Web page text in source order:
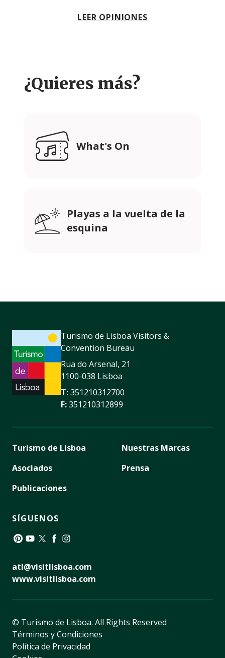
LEER OPINIONES
¿Quieres más?
What's On
Playas a la vuelta de la
esquina
Turismo de Lisboa Visitors &
Convention Bureau
Rua do Arsenal, 21
1100-038 Lisboa
T:351210312700
F:351210312899
Turismo de Lisboa
Asociados
Publicaciones
Nuestras Marcas
Prensa
SÍGUENOS
atl@visitlisboa.com
www.visitlisboa.com
© Turismo de Lisboa. All Rights Reserved
Términos y Condiciones
Política de Privacidad